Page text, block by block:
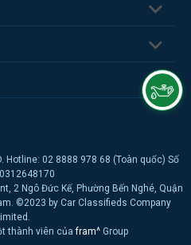
Hotline: 02 8888 978 68 (Toàn quốc) Số
2 Ngô Đức Kế, Phường Bến Nghé, Quận
©2023 by Car Classifieds Company
thành viên củafram^ Group